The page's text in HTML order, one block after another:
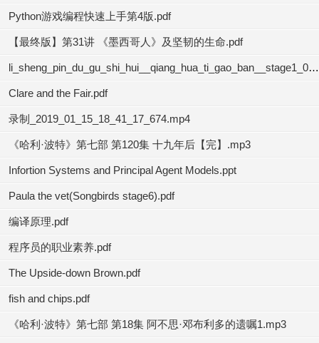
Python游戏编程快速上手第4版.pdf
【最终版】第31讲 《墨西哥人》及坚韧的生命.pdf
li_sheng_pin_du_gu_shi_hui__qiang_hua_ti_gao_ban__stage1_02.mp3
Clare and the Fair.pdf
录制_2019_01_15_18_41_17_674.mp4
《哈利·波特》第七部 第120集 十九年后【完】.mp3
Infortion Systems and Principal Agent Models.ppt
Paula the vet(Songbirds stage6).pdf
编译原理.pdf
程序员的职业素养.pdf
The Upside-down Brown.pdf
fish and chips.pdf
《哈利·波特》第七部 第18集 阿不思·邓布利多的遗嘱1.mp3